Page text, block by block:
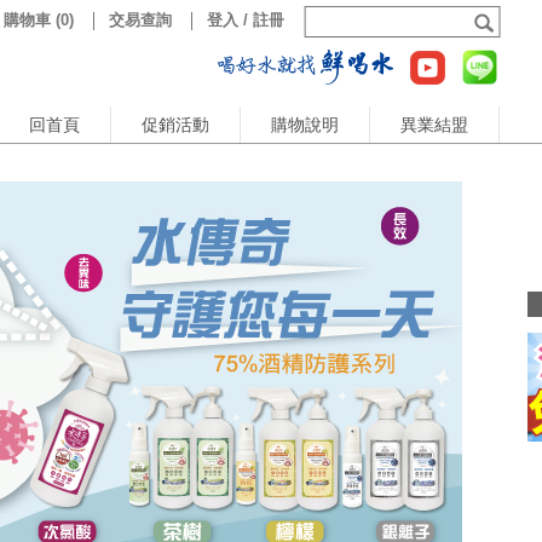
回首頁 促銷活動 購物說明 異業結盟
購物車 (0) 交易查詢 登入 / 註冊